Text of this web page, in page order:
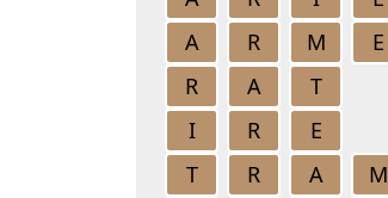
A
R M
E
R
A
T
I
R
E
T
R A M